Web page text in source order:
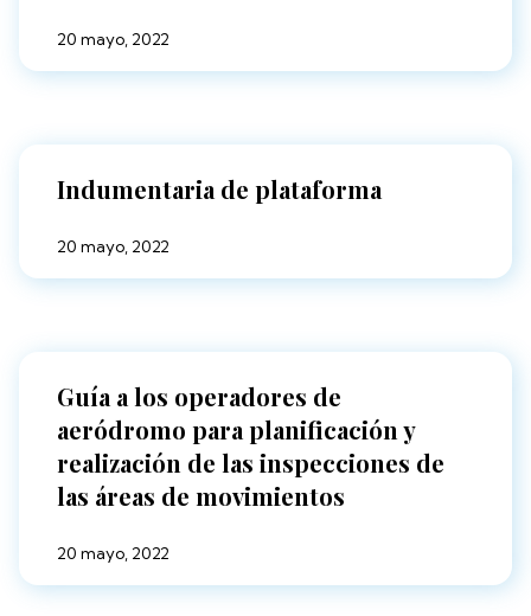
20 mayo, 2022
Indumentaria de plataforma
20 mayo, 2022
Guía a los operadores de
aeródromo para planificación y
realización de las inspecciones de
las áreas de movimientos
20 mayo, 2022